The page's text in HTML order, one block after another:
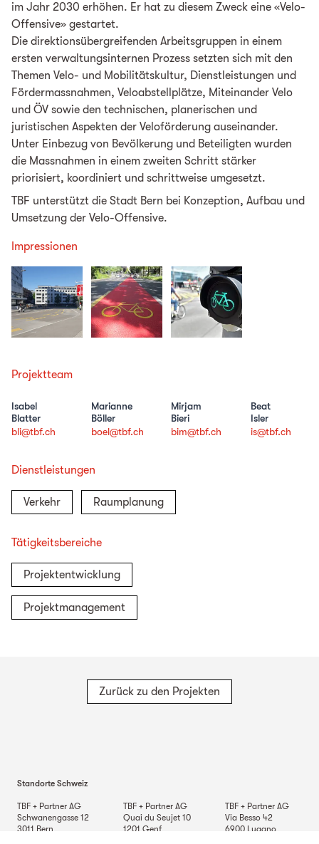
im Jahr 2030 erhöhen. Er hat zu diesem Zweck eine «Velo-
Offensive» gestartet.
Die direktionsübergreifenden Arbeitsgruppen in einem
ersten verwaltungsinternen Prozess setzten sich mit den
Themen Velo- und Mobilitätskultur, Dienstleistungen und
Fördermassnahmen, Veloabstellplätze, Miteinander Velo
und ÖV sowie den technischen, planerischen und
juristischen Aspekten der Veloförderung auseinander.
Unter Einbezug von Bevölkerung und Beteiligten wurden
die Massnahmen in einem zweiten Schritt stärker
priorisiert, koordiniert und schrittweise umgesetzt.
TBF unterstützt die Stadt Bern bei Konzeption, Aufbau und
Umsetzung der Velo-Offensive.
Impressionen
Projektteam
Isabel
Blatter
bli@tbf.ch
Marianne
Böller
boel@tbf.ch
Mirjam
Bieri
bim@tbf.ch
Beat
Isler
is@tbf.ch
Dienstleistungen
Verkehr Raumplanung
Tätigkeitsbereiche
Projektentwicklung
Projektmanagement
Zurück zu den Projekten
Standorte Schweiz
TBF + Partner AG
Schwanengasse 12
3011 Bern
TBF + Partner AG
Quai du Seujet 10
1201 Genf
TBF + Partner AG
Via Besso 42
6900 Lugano